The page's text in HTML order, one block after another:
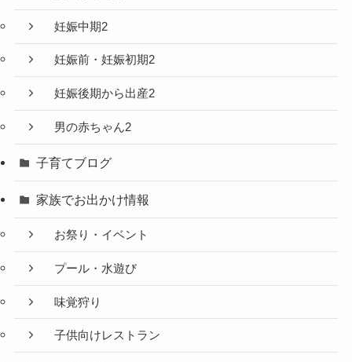
妊娠中期2
妊娠前・妊娠初期2
妊娠後期から出産2
男の赤ちゃん2
子育てブログ
家族でお出かけ情報
お祭り・イベント
プール・水遊び
味覚狩り
子供向けレストラン